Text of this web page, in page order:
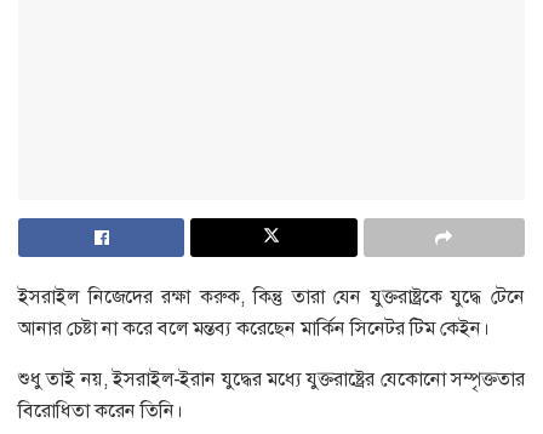
ইসরাইল নিজেদের রক্ষা করুক, কিন্তু তারা যেন যুক্তরাষ্ট্রকে যুদ্ধে টেনে
আনার চেষ্টা না করে বলে মন্তব্য করেছেন মার্কিন সিনেটর টিম কেইন।
শুধু তাই নয়, ইসরাইল-ইরান যুদ্ধের মধ্যে যুক্তরাষ্ট্রের যেকোনো সম্পৃক্ততার
বিরোধিতা করেন তিনি।